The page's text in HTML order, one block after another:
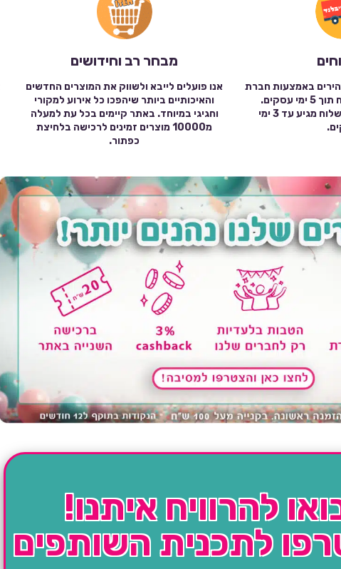
באמצעות חברת
שילוח עד בית הלקוח תוך 5 ימי עסקים.
במרבית המקרים המשלוח מגיע עד 3 ימי
מבחר רב וחידושים
אנו פועלים לייבא ולשווק את המוצרים החדשים
והאיכותיים ביותר שיהפכו כל אירוע למקורי
וחגיגי במיוחד. באתר קיימים בכל עת למעלה
מ10000 מוצרים זמינים לרכישה בלחיצת
כפתור.
להרוויח איתנו!
לתכנית השותפים